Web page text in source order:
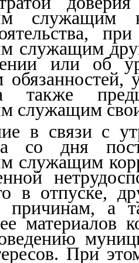
служащим
служащим
или об
также
служащим
в связи с
со дня
служащим
в отпуске,
причинам, а
материалов
При